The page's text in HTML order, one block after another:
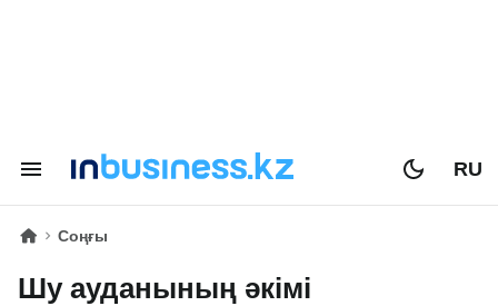
RU
Соңғы
Шу ауданының әкімі